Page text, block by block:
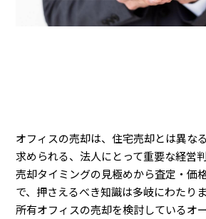
オフィスの売却は、住宅売却とは異な
求められる、法人にとって重要な経営
売却タイミングの見極めから査定・価
で、押さえるべき知識は多岐にわたり
所有オフィスの売却を検討しているオ